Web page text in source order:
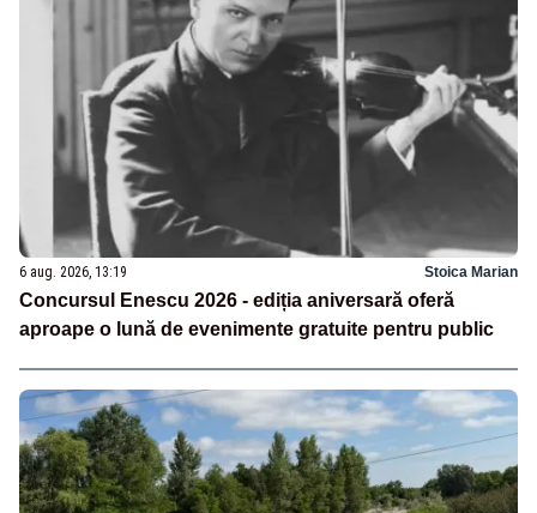
6 aug. 2026, 13:19 Stoica Marian
Concursul Enescu 2026 - ediția aniversară oferă
aproape o lună de evenimente gratuite pentru public